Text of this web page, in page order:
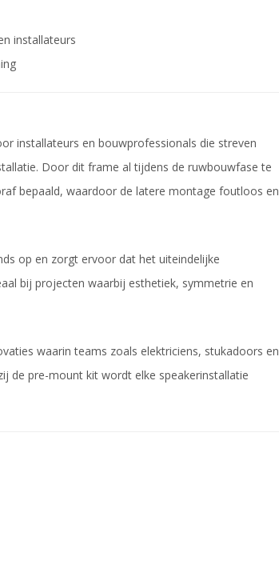
installateurs
installateurs en bouwprofessionals die streven
Door dit frame al tijdens de ruwbouwfase te
bepaald, waardoor de latere montage foutloos en
op en zorgt ervoor dat het uiteindelijke
bij projecten waarbij esthetiek, symmetrie en
waarin teams zoals elektriciens, stukadoors en
de pre-mount kit wordt elke speakerinstallatie